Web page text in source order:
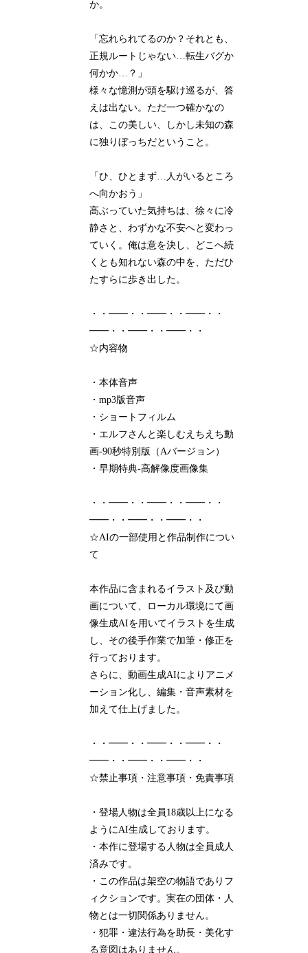
か。
「忘れられてるのか？それとも、
正規ルートじゃない…転生バグか
何かか…？」
様々な憶測が頭を駆け巡るが、答
えは出ない。ただ一つ確かなの
は、この美しい、しかし未知の森
に独りぼっちだということ。
「ひ、ひとまず…人がいるところ
へ向かおう」
高ぶっていた気持ちは、徐々に冷
静さと、わずかな不安へと変わっ
ていく。俺は意を決し、どこへ続
くとも知れない森の中を、ただひ
たすらに歩き出した。
・・━━・・━━・・━━・・
━━・・━━・・━━・・
☆内容物
・本体音声
・mp3版音声
・ショートフィルム
・エルフさんと楽しむえちえち動
画-90秒特別版（Aバージョン）
・早期特典-高解像度画像集
・・━━・・━━・・━━・・
━━・・━━・・━━・・
☆AIの一部使用と作品制作につい
て
本作品に含まれるイラスト及び動
画について、ローカル環境にて画
像生成AIを用いてイラストを生成
し、その後手作業で加筆・修正を
行っております。
さらに、動画生成AIによりアニメ
ーション化し、編集・音声素材を
加えて仕上げました。
・・━━・・━━・・━━・・
━━・・━━・・━━・・
☆禁止事項・注意事項・免責事項
・登場人物は全員18歳以上になる
ようにAI生成しております。
・本作に登場する人物は全員成人
済みです。
・この作品は架空の物語でありフ
ィクションです。実在の団体・人
物とは一切関係ありません。
・犯罪・違法行為を助長・美化す
る意図はありません。